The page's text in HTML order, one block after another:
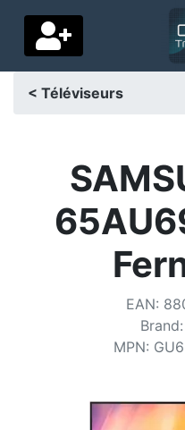
Pays de livraison
Accueil
Conditions
< Téléviseurs
EAN:
Brand:
MPN: